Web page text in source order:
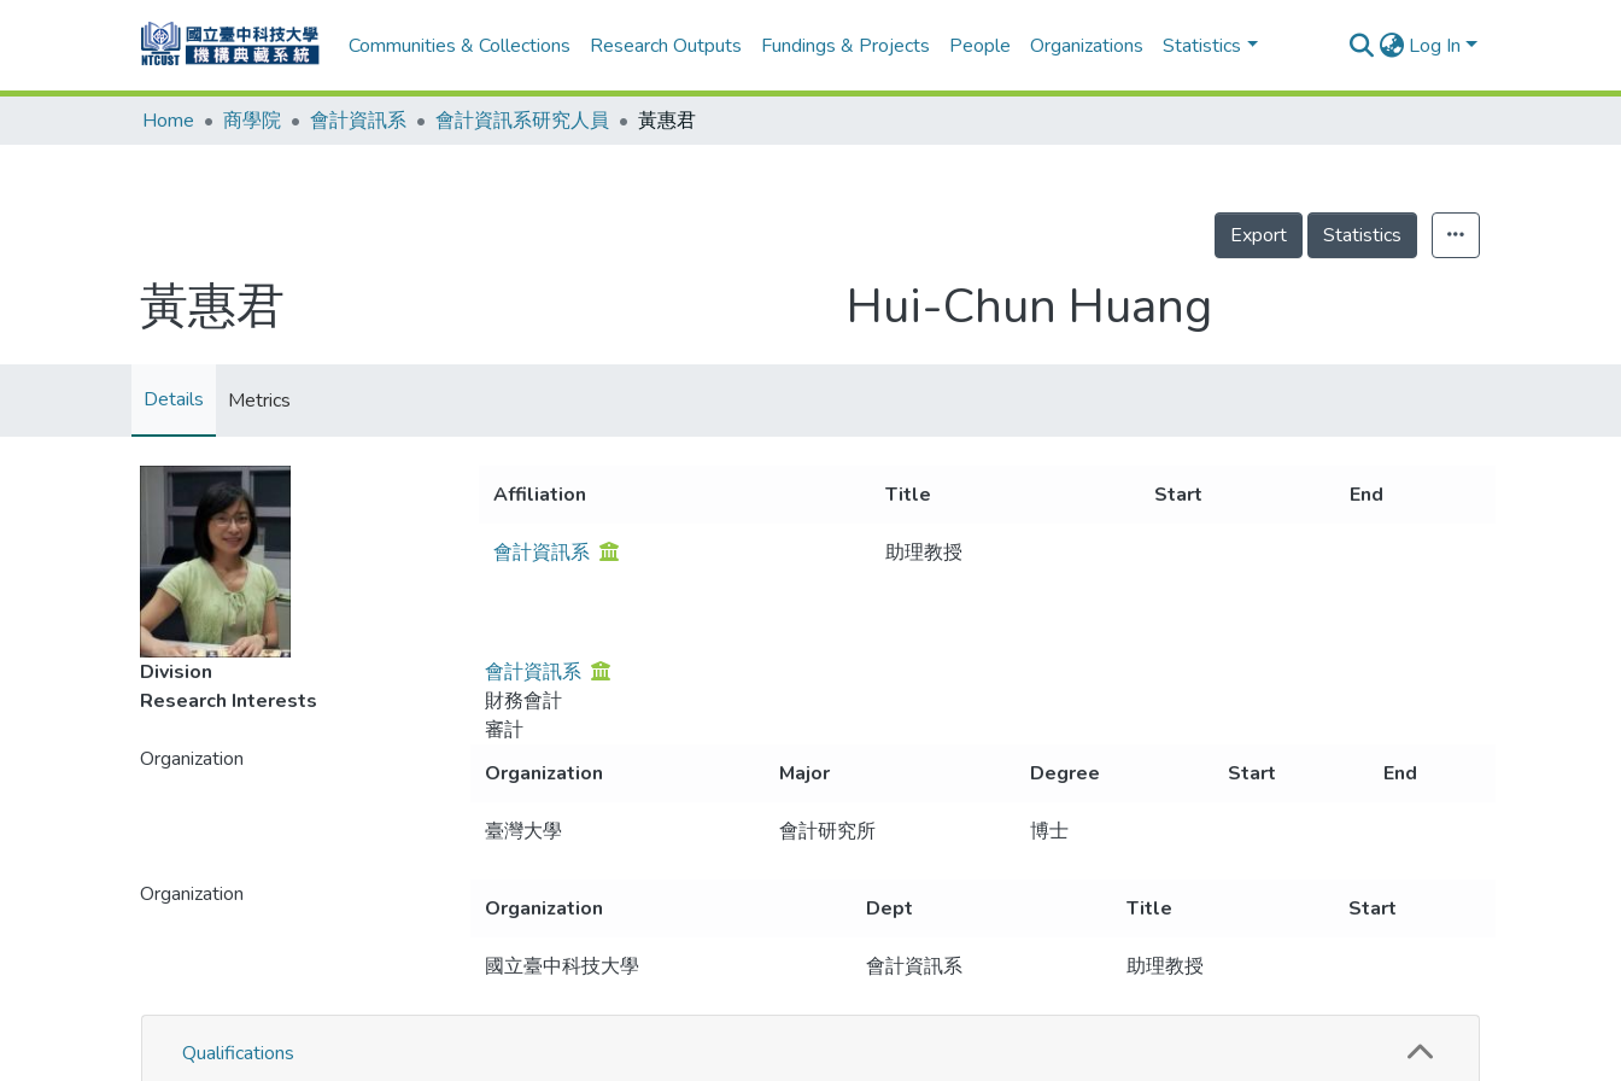
Communities & Collections Research Outputs Fundings & Projects People Organizations Statistics Log In
Home 商學院 會計資訊系 會計資訊系研究人員 黃惠君
Export Statistics
黃惠君 Hui-Chun Huang
Details Metrics
Affiliation Title Start End
會計資訊系 助理教授
Division
會計資訊系
Research Interests
財務會計
審計
Organization
Organization Major Degree Start End
臺灣大學 會計研究所 博士
Organization
Organization Dept Title Start
國立臺中科技大學 會計資訊系 助理教授
Qualifications